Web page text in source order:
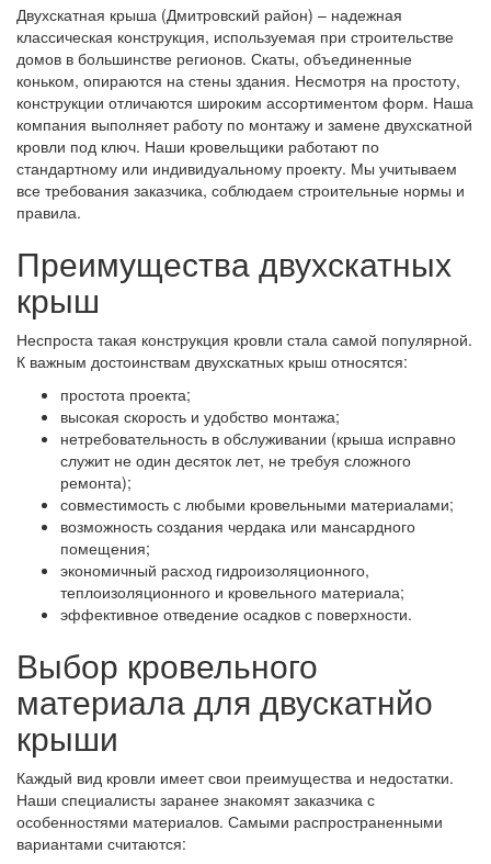
Двухскатная крыша (Дмитровский район) – надежная
классическая конструкция, используемая при строительстве
домов в большинстве регионов. Скаты, объединенные
коньком, опираются на стены здания. Несмотря на простоту,
конструкции отличаются широким ассортиментом форм. Наша
компания выполняет работу по монтажу и замене двухскатной
кровли под ключ. Наши кровельщики работают по
стандартному или индивидуальному проекту. Мы учитываем
все требования заказчика, соблюдаем строительные нормы и
правила.
Преимущества двухскатных
крыш
Неспроста такая конструкция кровли стала самой популярной.
К важным достоинствам двухскатных крыш относятся:
простота проекта;
высокая скорость и удобство монтажа;
нетребовательность в обслуживании (крыша исправно
служит не один десяток лет, не требуя сложного
ремонта);
совместимость с любыми кровельными материалами;
возможность создания чердака или мансардного
помещения;
экономичный расход гидроизоляционного,
теплоизоляционного и кровельного материала;
эффективное отведение осадков с поверхности.
Выбор кровельного
материала для двускатнйо
крыши
Каждый вид кровли имеет свои преимущества и недостатки.
Наши специалисты заранее знакомят заказчика с
особенностями материалов. Самыми распространенными
вариантами считаются: